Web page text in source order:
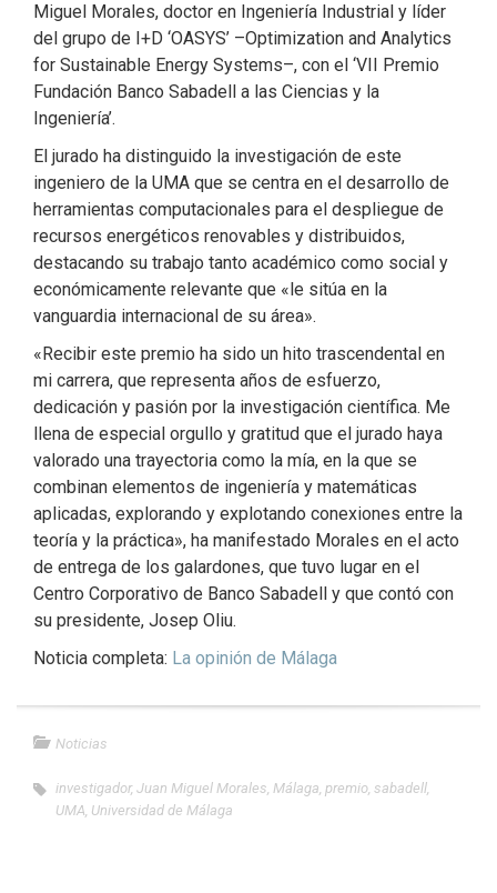
Miguel Morales, doctor en Ingeniería Industrial y líder
del grupo de I+D ‘OASYS’ –Optimization and Analytics
for Sustainable Energy Systems–, con el ‘VII Premio
Fundación Banco Sabadell a las Ciencias y la
Ingeniería’.
El jurado ha distinguido la investigación de este
ingeniero de la UMA que se centra en el desarrollo de
herramientas computacionales para el despliegue de
recursos energéticos renovables y distribuidos,
destacando su trabajo tanto académico como social y
económicamente relevante que «le sitúa en la
vanguardia internacional de su área».
«Recibir este premio ha sido un hito trascendental en
mi carrera, que representa años de esfuerzo,
dedicación y pasión por la investigación científica. Me
llena de especial orgullo y gratitud que el jurado haya
valorado una trayectoria como la mía, en la que se
combinan elementos de ingeniería y matemáticas
aplicadas, explorando y explotando conexiones entre la
teoría y la práctica», ha manifestado Morales en el acto
de entrega de los galardones, que tuvo lugar en el
Centro Corporativo de Banco Sabadell y que contó con
su presidente, Josep Oliu.
Noticia completa: La opinión de Málaga
Noticias
investigador, Juan Miguel Morales, Málaga, premio, sabadell,
UMA, Universidad de Málaga